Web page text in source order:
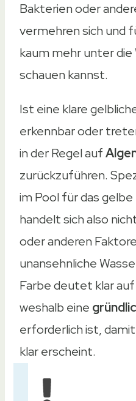
Bakterien oder
vermehren sich und
kaum mehr unter
schauen kannst.
Ist eine klare
erkennbar oder
in der Regel auf
zurückzuführen.
im Pool für das gelbe
handelt sich also
oder anderen
unansehnliche
Farbe deutet klar auf
weshalb eine
erforderlich ist,
klar erscheint.